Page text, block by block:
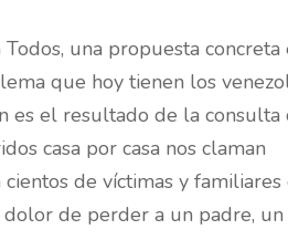
una propuesta
que hoy tienen los
es el resultado de la consulta
casa por casa nos claman
de víctimas y familiares
de perder a un padre, un